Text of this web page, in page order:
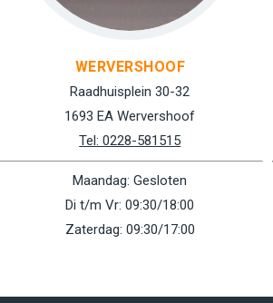
WERVERSHOOF
Raadhuisplein 30-32
1693 EA Wervershoof
Tel: 0228-581515
Maandag: Gesloten
Di t/m Vr: 09:30/18:00
Zaterdag: 09:30/17:00